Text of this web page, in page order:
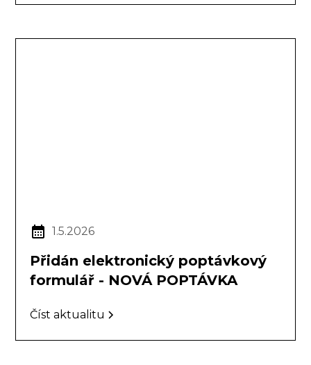
1.5.2026
Přidán elektronický poptávkový
formulář - NOVÁ POPTÁVKA
Číst aktualitu